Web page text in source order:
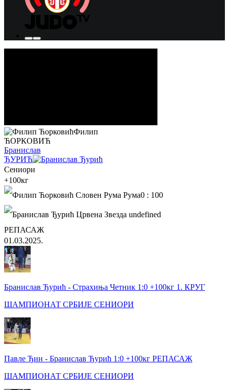
Филип
ЋОРКОВИЋ
Бранислав
ЂУРИЋ
Сениори
+100кг
0 : 100
РЕПАСАЖ
01.03.2025.
Бранислав Ђурић - Страхиња Четник 1:0 +100кг 1. КРУГ
ШАМПИОНАТ СРБИЈЕ СЕНИОРИ
Павле Ђин - Бранислав Ђурић 1:0 +100кг РЕПАСАЖ
ШАМПИОНАТ СРБИЈЕ СЕНИОРИ